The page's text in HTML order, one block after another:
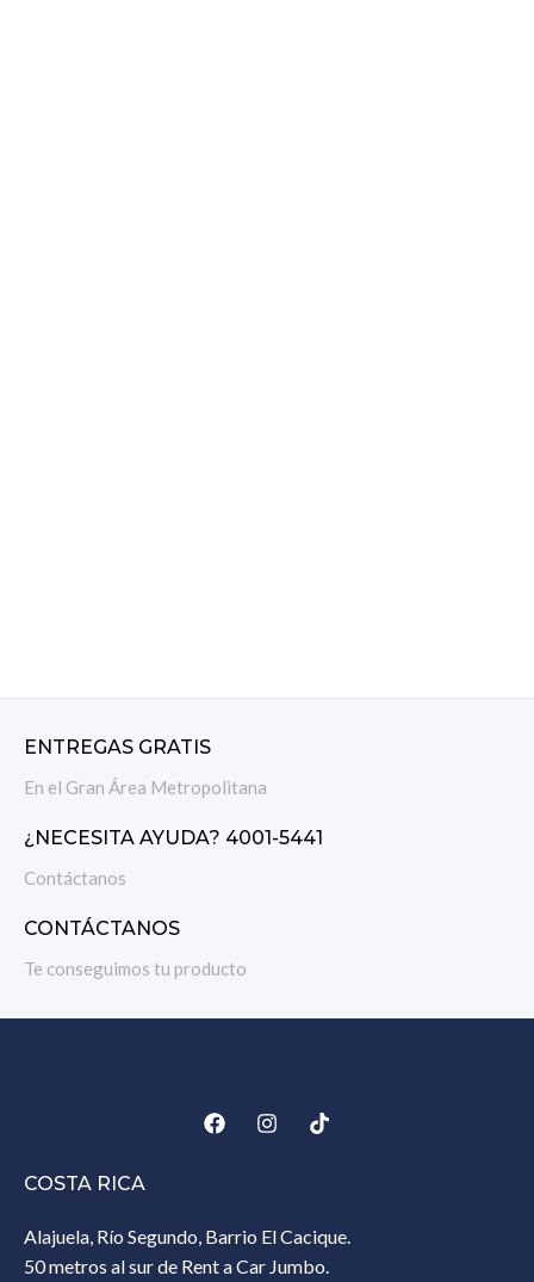
ENTREGAS GRATIS
En el Gran Área Metropolitana
¿NECESITA AYUDA? 4001-5441
Contáctanos
CONTÁCTANOS
Te conseguimos tu producto
COSTA RICA
Alajuela, Río Segundo, Barrio El Cacique.
50 metros al sur de Rent a Car Jumbo.